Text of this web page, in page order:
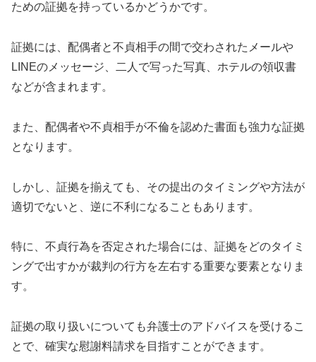
ための証拠を持っているかどうかです。
証拠には、配偶者と不貞相手の間で交わされたメールや
LINEのメッセージ、二人で写った写真、ホテルの領収書
などが含まれます。
また、配偶者や不貞相手が不倫を認めた書面も強力な証拠
となります。
しかし、証拠を揃えても、その提出のタイミングや方法が
適切でないと、逆に不利になることもあります。
特に、不貞行為を否定された場合には、証拠をどのタイミ
ングで出すかが裁判の行方を左右する重要な要素となりま
す。
証拠の取り扱いについても弁護士のアドバイスを受けるこ
とで、確実な慰謝料請求を目指すことができます。